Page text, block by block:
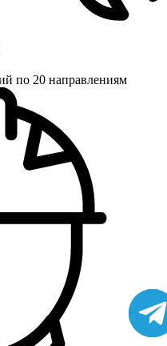
по 20 направлениям